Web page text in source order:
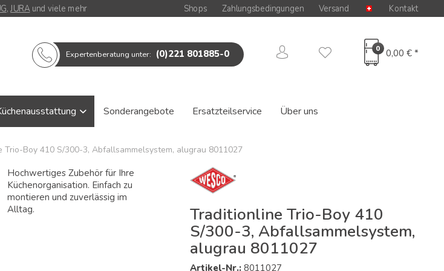
,JURAund viele mehr Shops Zahlungsbedingungen Versand Kontakt
Verwende
auszuwählen.
Drücke
die
Eingabetaste,
Expertenberatung unter: (0)221 801885-0 0 0,00 € *
Sonderangebote Ersatzteilservice Über uns
Trio-Boy 410 S/300-3, Abfallsammelsystem, alugrau 8011027
Hochwertiges Zubehör für Ihre
Küchenorganisation. Einfach zu
montieren und zuverlässig im
Alltag.
Traditionline Trio-Boy 410
S/300-3, Abfallsammelsystem,
alugrau 8011027
Artikel-Nr.: 8011027